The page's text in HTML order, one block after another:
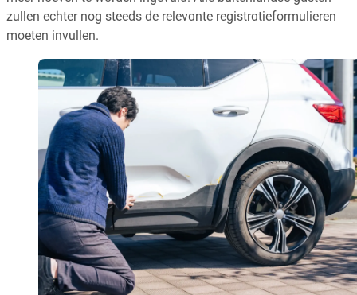
zullen echter nog steeds de relevante registratieformulieren
moeten invullen.